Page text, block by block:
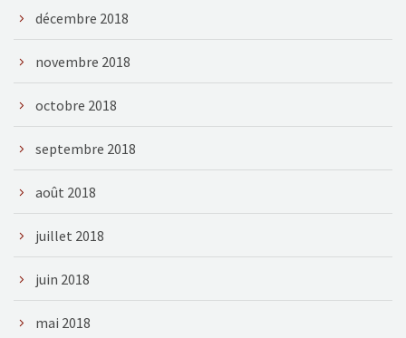
décembre 2018
novembre 2018
octobre 2018
septembre 2018
août 2018
juillet 2018
juin 2018
mai 2018